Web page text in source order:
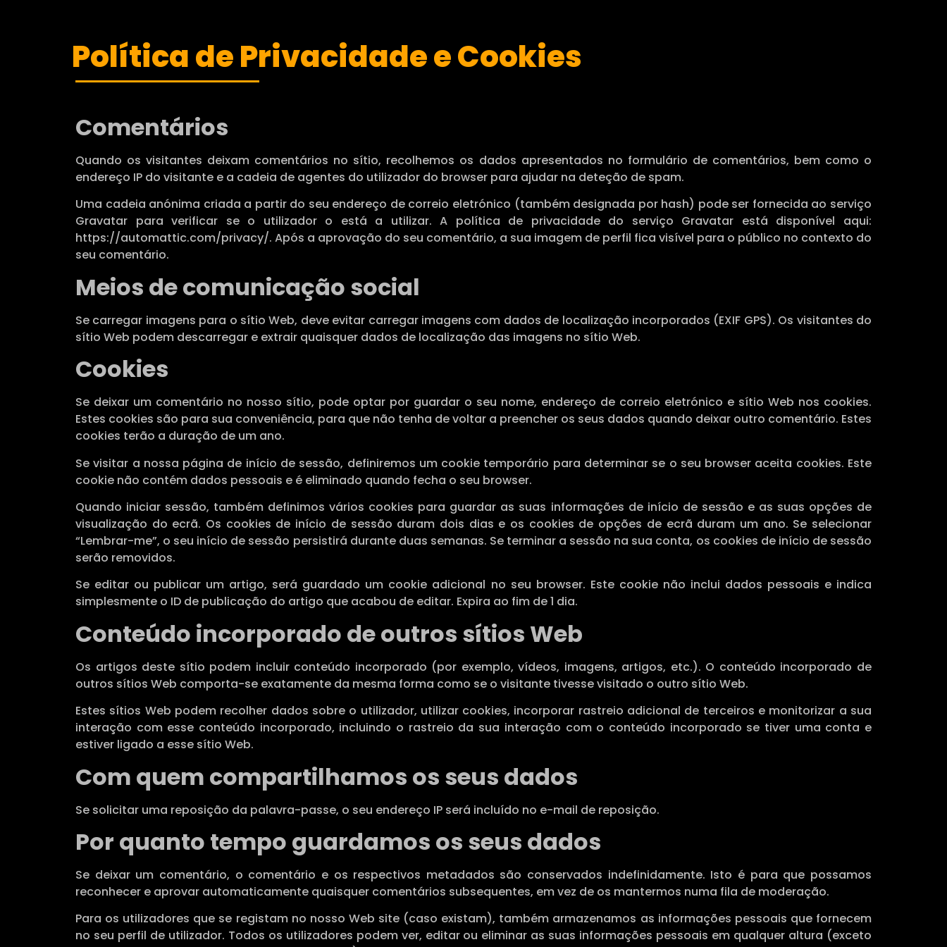
Política de Privacidade e Cookies
Comentários
Quando os visitantes deixam comentários no sítio, recolhemos os dados apresentados no formulário de comentários, bem como o
endereço IP do visitante e a cadeia de agentes do utilizador do browser para ajudar na deteção de spam.
Uma cadeia anónima criada a partir do seu endereço de correio eletrónico (também designada por hash) pode ser fornecida ao serviço
Gravatar para verificar se o utilizador o está a utilizar. A política de privacidade do serviço Gravatar está disponível aqui:
https://automattic.com/privacy/. Após a aprovação do seu comentário, a sua imagem de perfil fica visível para o público no contexto do
seu comentário.
Meios de comunicação social
Se carregar imagens para o sítio Web, deve evitar carregar imagens com dados de localização incorporados (EXIF GPS). Os visitantes do
sítio Web podem descarregar e extrair quaisquer dados de localização das imagens no sítio Web.
Cookies
Se deixar um comentário no nosso sítio, pode optar por guardar o seu nome, endereço de correio eletrónico e sítio Web nos cookies.
Estes cookies são para sua conveniência, para que não tenha de voltar a preencher os seus dados quando deixar outro comentário. Estes
cookies terão a duração de um ano.
Se visitar a nossa página de início de sessão, definiremos um cookie temporário para determinar se o seu browser aceita cookies. Este
cookie não contém dados pessoais e é eliminado quando fecha o seu browser.
Quando iniciar sessão, também definimos vários cookies para guardar as suas informações de início de sessão e as suas opções de
visualização do ecrã. Os cookies de início de sessão duram dois dias e os cookies de opções de ecrã duram um ano. Se selecionar
“Lembrar-me”, o seu início de sessão persistirá durante duas semanas. Se terminar a sessão na sua conta, os cookies de início de sessão
serão removidos.
Se editar ou publicar um artigo, será guardado um cookie adicional no seu browser. Este cookie não inclui dados pessoais e indica
simplesmente o ID de publicação do artigo que acabou de editar. Expira ao fim de 1 dia.
Conteúdo incorporado de outros sítios Web
Os artigos deste sítio podem incluir conteúdo incorporado (por exemplo, vídeos, imagens, artigos, etc.). O conteúdo incorporado de
outros sítios Web comporta-se exatamente da mesma forma como se o visitante tivesse visitado o outro sítio Web.
Estes sítios Web podem recolher dados sobre o utilizador, utilizar cookies, incorporar rastreio adicional de terceiros e monitorizar a sua
interação com esse conteúdo incorporado, incluindo o rastreio da sua interação com o conteúdo incorporado se tiver uma conta e
estiver ligado a esse sítio Web.
Com quem compartilhamos os seus dados
Se solicitar uma reposição da palavra-passe, o seu endereço IP será incluído no e-mail de reposição.
Por quanto tempo guardamos os seus dados
Se deixar um comentário, o comentário e os respectivos metadados são conservados indefinidamente. Isto é para que possamos
reconhecer e aprovar automaticamente quaisquer comentários subsequentes, em vez de os mantermos numa fila de moderação.
Para os utilizadores que se registam no nosso Web site (caso existam), também armazenamos as informações pessoais que fornecem
no seu perfil de utilizador. Todos os utilizadores podem ver, editar ou eliminar as suas informações pessoais em qualquer altura (exceto